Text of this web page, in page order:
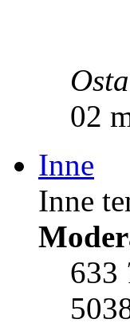
02
Inne
Inne
633